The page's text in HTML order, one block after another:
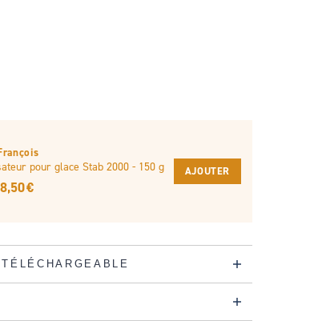
pour glace Stab 2000 - 150 g
8,50 €
AJOUTER